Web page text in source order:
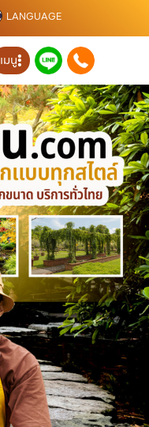
LANGUAGE
เมนู